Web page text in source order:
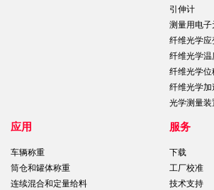
引伸计
测量用电子
纤维光学
纤维光学
纤维光学
纤维光学
光学测量装
应用
车辆称重
筒仓和罐体称重
连续混合和定量给料
服务
下载
工厂校准
技术支持